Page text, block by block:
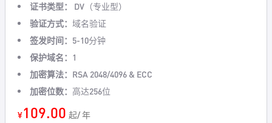
证书类型：
DV（专业型）
验证方式： 域名验证
签发时间： 5-10分钟
保护域名： 1
加密算法： RSA 2048/4096 & ECC
加密位数： 高达256位
¥109.00 起/ 年